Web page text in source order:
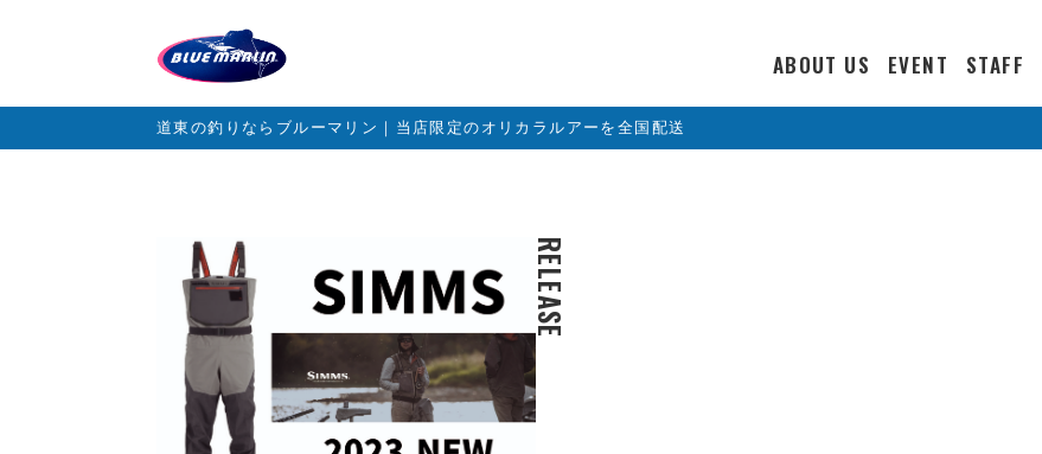
ABOUT US EVENT STAFF
道東の釣りならブルーマリン｜当店限定のオリカラルアーを全国配送
RELEASE